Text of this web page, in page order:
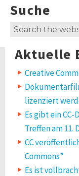
Suche
Search
Aktuelle
Creative
lizenziert
Es gibt ein
Treffen am 11.
CC
Commons”
Es ist